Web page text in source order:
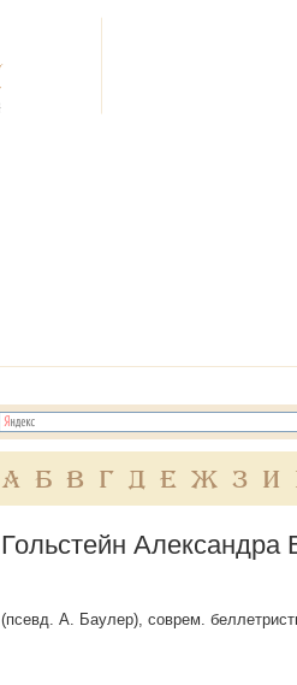
А Б В Г Д Е Ж З И
Гольстейн Александра
(псевд. А. Баулер), соврем.